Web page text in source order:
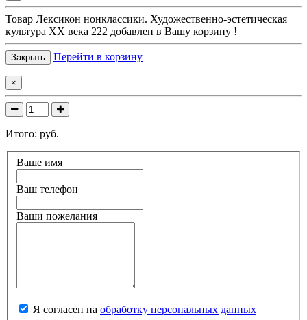
Товар Лексикон нонклассики. Художественно-эстетическая
культура XX века 222 добавлен в Вашу корзину !
Закрыть Перейти в корзину
×
Итого: руб.
Ваше имя
Ваш телефон
Ваши пожелания
Я согласен на обработку персональных данных